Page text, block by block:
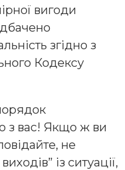
вигоди
згідно з
Кодексу
з вас! Якщо ж ви
не
із ситуації,